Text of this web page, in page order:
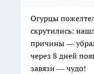
Огурцы
скрутились:
причины —
через 8 дней
завязи — чудо!